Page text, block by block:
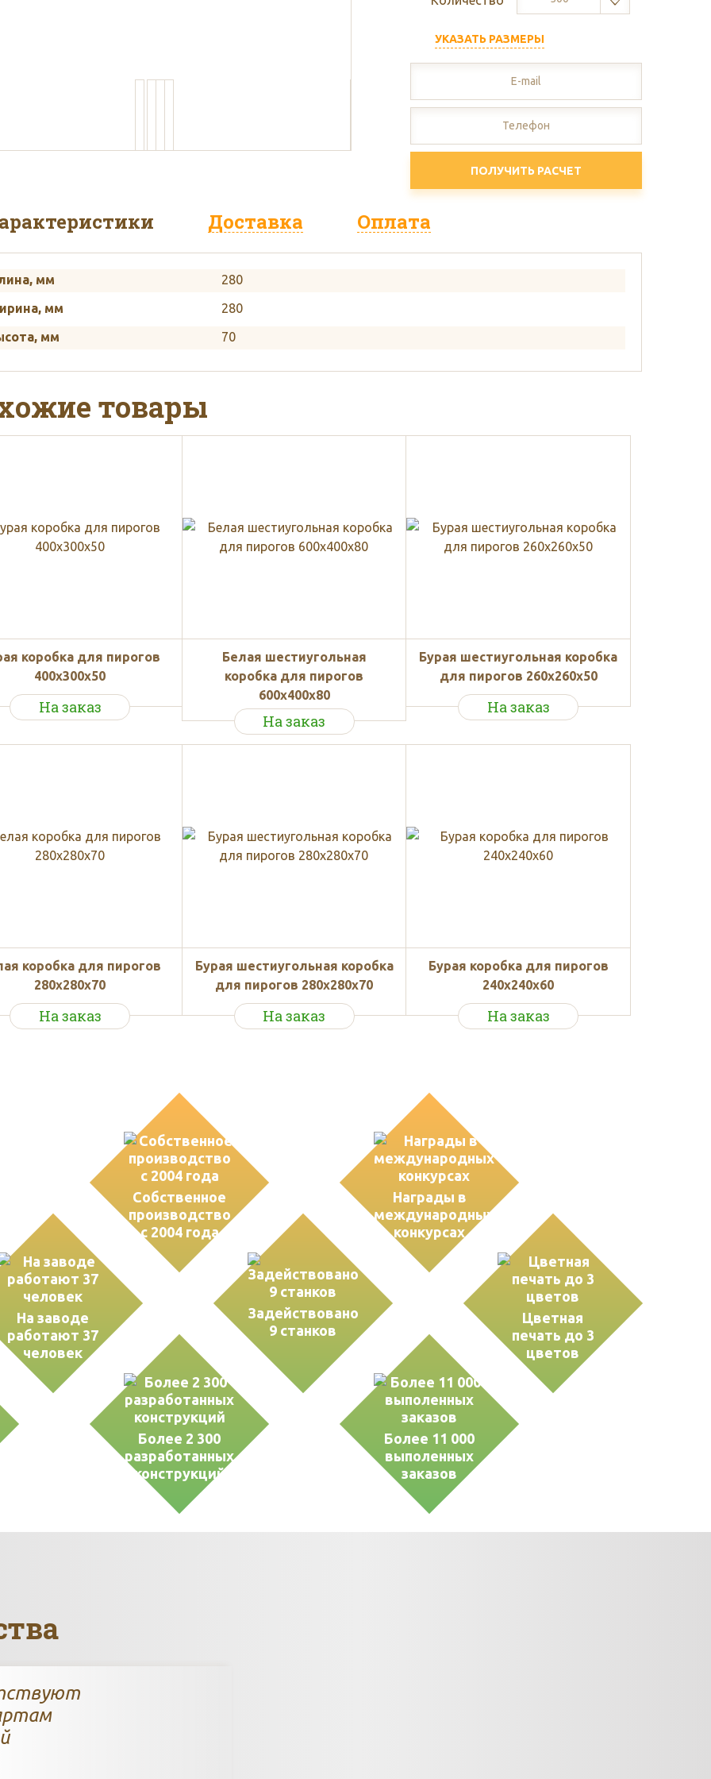
УКАЗАТЬ РАЗМЕРЫ
ПОЛУЧИТЬ РАСЧЕТ
Доставка Оплата
мм
280
мм
280
мм
70
товары
коробка для пирогов
400x300x50
На заказ
Белая шестиугольная
коробка для пирогов
600x400x80
На заказ
Бурая шестиугольная коробка
для пирогов 260x260x50
На заказ
коробка для пирогов
280x280x70
На заказ
Бурая шестиугольная коробка
для пирогов 280x280x70
На заказ
Бурая коробка для пирогов
240х240х60
На заказ
Собственное
производство
с 2004 года
Награды в
международных
конкурсах
На заводе
работают 37
человек
Задействовано
9 станков
Цветная
печать до 3
цветов
Более 2 300
разработанных
конструкций
Более 11 000
выполенных
заказов